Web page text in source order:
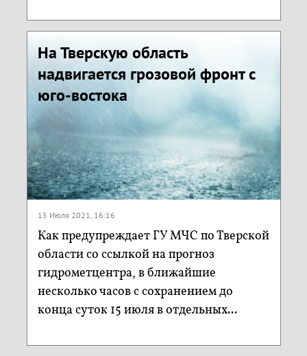
На Тверскую область
надвигается грозовой фронт с
юго-востока
15 Июля 2021, 16:16
Как предупреждает ГУ МЧС по Тверской
области со ссылкой на прогноз
гидрометцентра, в ближайшие
несколько часов с сохранением до
конца суток 15 июля в отдельных...